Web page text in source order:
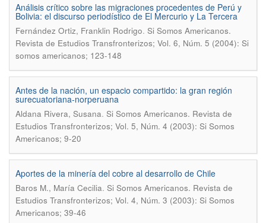
Análisis crítico sobre las migraciones procedentes de Perú y
Bolivia: el discurso periodístico de El Mercurio y La Tercera
Fernández Ortiz, Franklin Rodrigo. Si Somos Americanos.
Revista de Estudios Transfronterizos; Vol. 6, Núm. 5 (2004): Si
somos americanos; 123-148
Antes de la nación, un espacio compartido: la gran región
surecuatoriana-norperuana
Aldana Rivera, Susana. Si Somos Americanos. Revista de
Estudios Transfronterizos; Vol. 5, Núm. 4 (2003): Si Somos
Americanos; 9-20
Aportes de la minería del cobre al desarrollo de Chile
Baros M., María Cecilia. Si Somos Americanos. Revista de
Estudios Transfronterizos; Vol. 4, Núm. 3 (2003): Si Somos
Americanos; 39-46